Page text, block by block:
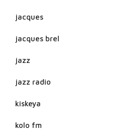
jacques
jacques brel
jazz
jazz radio
kiskeya
kolo fm